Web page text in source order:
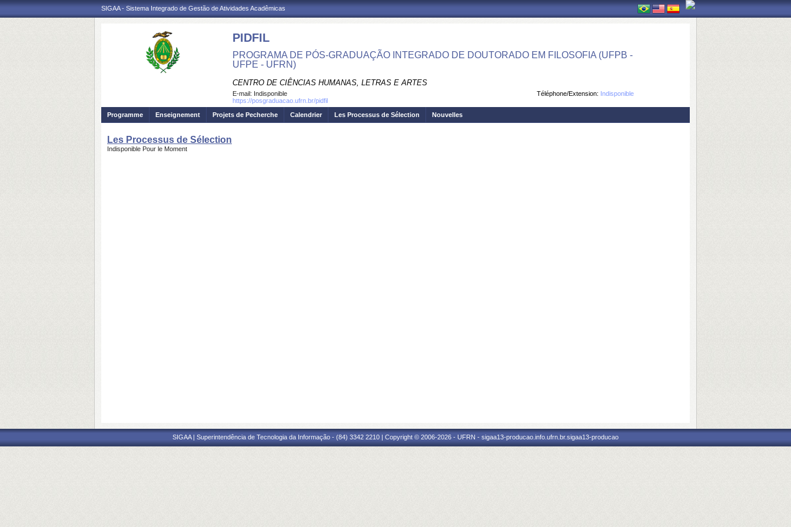
SIGAA - Sistema Integrado de Gestão de Atividades Acadêmicas
PIDFIL
PROGRAMA DE PÓS-GRADUAÇÃO INTEGRADO DE DOUTORADO EM FILOSOFIA (UFPB -
UFPE - UFRN)
CENTRO DE CIÊNCIAS HUMANAS, LETRAS E ARTES
Téléphone/Extension: Indisponible
E-mail: Indisponible
https://posgraduacao.ufrn.br/pidfil
Programme
Enseignement Projets de Pecherche Calendrier Les Processus de Sélection Nouvelles
Les Processus de Sélection
Indisponible Pour le Moment
SIGAA | Superintendência de Tecnologia da Informação - (84) 3342 2210 | Copyright © 2006-2026 - UFRN - sigaa13-producao.info.ufrn.br.sigaa13-producao